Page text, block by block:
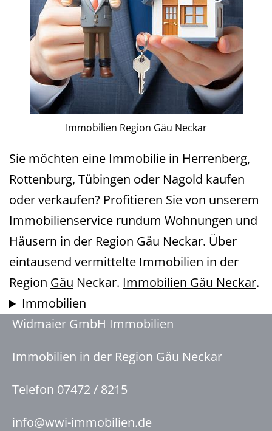
Immobilien Region Gäu Neckar
Sie möchten eine Immobilie in Herrenberg,
Rottenburg, Tübingen oder Nagold kaufen
oder verkaufen? Profitieren Sie von unserem
Immobilienservice rundum Wohnungen und
Häusern in der Region Gäu Neckar. Über
eintausend vermittelte Immobilien in der
Region Gäu Neckar. Immobilien Gäu Neckar.
Immobilien
Widmaier GmbH Immobilien
Immobilien in der Region Gäu Neckar
Telefon 07472 / 8215
info@wwi-immobilien.de